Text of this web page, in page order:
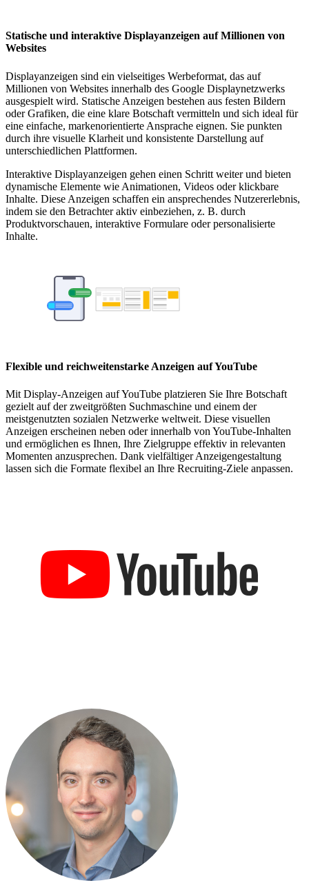
Statische und interaktive Displayanzeigen auf Millionen von
Websites
Displayanzeigen sind ein vielseitiges Werbeformat, das auf
Millionen von Websites innerhalb des Google Displaynetzwerks
ausgespielt wird. Statische Anzeigen bestehen aus festen Bildern
oder Grafiken, die eine klare Botschaft vermitteln und sich ideal für
eine einfache, markenorientierte Ansprache eignen. Sie punkten
durch ihre visuelle Klarheit und konsistente Darstellung auf
unterschiedlichen Plattformen.
Interaktive Displayanzeigen gehen einen Schritt weiter und bieten
dynamische Elemente wie Animationen, Videos oder klickbare
Inhalte. Diese Anzeigen schaffen ein ansprechendes Nutzererlebnis,
indem sie den Betrachter aktiv einbeziehen, z. B. durch
Produktvorschauen, interaktive Formulare oder personalisierte
Inhalte.
Flexible und reichweitenstarke Anzeigen auf YouTube
Mit Display-Anzeigen auf YouTube platzieren Sie Ihre Botschaft
gezielt auf der zweitgrößten Suchmaschine und einem der
meistgenutzten sozialen Netzwerke weltweit. Diese visuellen
Anzeigen erscheinen neben oder innerhalb von YouTube-Inhalten
und ermöglichen es Ihnen, Ihre Zielgruppe effektiv in relevanten
Momenten anzusprechen. Dank vielfältiger Anzeigengestaltung
lassen sich die Formate flexibel an Ihre Recruiting-Ziele anpassen.